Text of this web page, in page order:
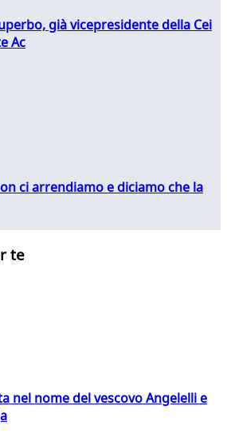
già vicepresidente della Cei
Ac
ci arrendiamo e diciamo che la
te
nel nome del vescovo Angelelli e